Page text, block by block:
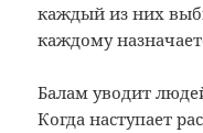
каждый из них
каждому
Балам уводит
Когда наступает